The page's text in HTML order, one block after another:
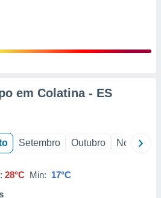
em Colatina - ES
Setembro Outubro Novembro
28°C Min: 17°C